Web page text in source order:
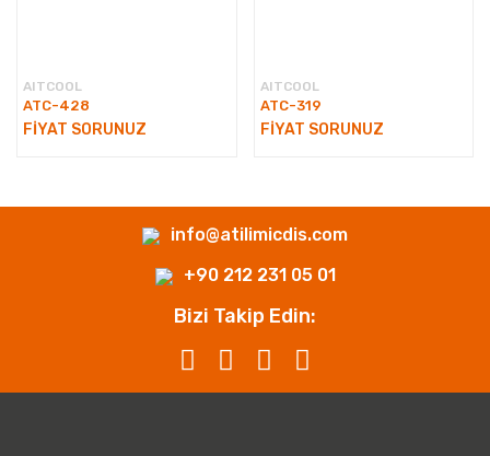
AITCOOL
ATC-428
FİYAT SORUNUZ
AITCOOL
ATC-319
FİYAT SORUNUZ
info@atilimicdis.com
+90 212 231 05 01
Bizi Takip Edin: